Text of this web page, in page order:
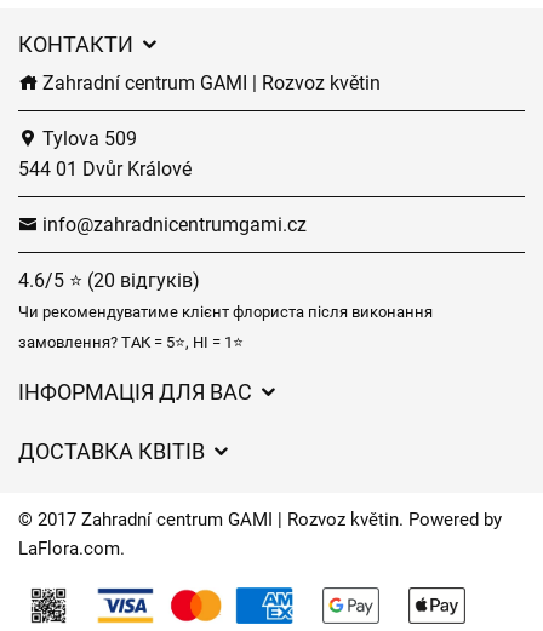
КОНТАКТИ
Zahradní centrum GAMI | Rozvoz květin
Tylova 509
544 01 Dvůr Králové
info@zahradnicentrumgami.cz
4.6/5 ⭐ (20 відгуків)
Чи рекомендуватиме клієнт флориста після виконання
замовлення? ТАК = 5⭐, НІ = 1⭐
ІНФОРМАЦІЯ ДЛЯ ВАС
Захист персональних даних
Час доставки квітів – огляд можливостей
ДОСТАВКА КВІТІВ
Куди ми доставляємо квіти
Контакти
© 2017 Zahradní centrum GAMI | Rozvoz květin. Powered by
LaFlora.com.